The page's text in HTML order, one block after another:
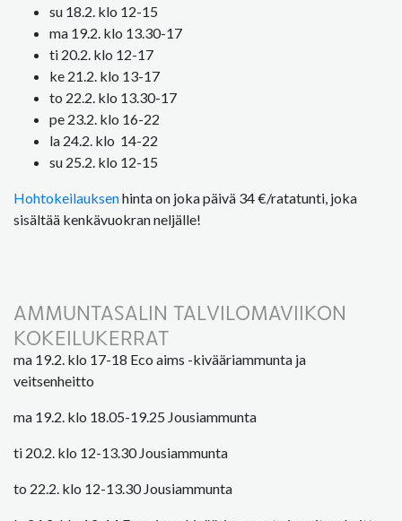
su 18.2. klo 12-15
ma 19.2. klo 13.30-17
ti 20.2. klo 12-17
ke 21.2. klo 13-17
to 22.2. klo 13.30-17
pe 23.2. klo 16-22
la 24.2. klo 14-22
su 25.2. klo 12-15
Hohtokeilauksenhinta on joka päivä 34 €/ratatunti, joka
sisältää kenkävuokran neljälle!
AMMUNTASALIN TALVILOMAVIIKON
KOKEILUKERRAT
ma 19.2. klo 17-18 Eco aims -kivääriammunta ja
veitsenheitto
ma 19.2. klo 18.05-19.25 Jousiammunta
ti 20.2. klo 12-13.30 Jousiammunta
to 22.2. klo 12-13.30 Jousiammunta